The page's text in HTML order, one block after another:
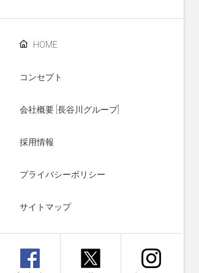
HOME
コンセプト
会社概要 [長谷川グループ]
採用情報
プライバシーポリシー
サイトマップ